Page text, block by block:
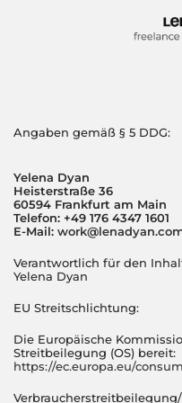
Angaben gemäß § 5 DDG:
Yelena Dyan
Heisterstraße 36
60594 Frankfurt am Main
Telefon: +49 176 4347 1601
E-Mail:
Verantwortlich für den
Yelena Dyan
EU Streitschlichtung:
Die Europäische
Streitbeilegung (OS) bereit:
https://ec.europa.eu/